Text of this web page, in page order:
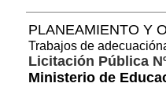
PLANEAMIENTO Y
Trabajos de
Licitación Pública
Ministerio de